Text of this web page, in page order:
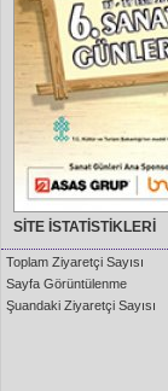
SİTE İSTATİSTİKLERİ
Toplam Ziyaretçi Sayısı
Sayfa Görüntülenme
Şuandaki Ziyaretçi Sayısı